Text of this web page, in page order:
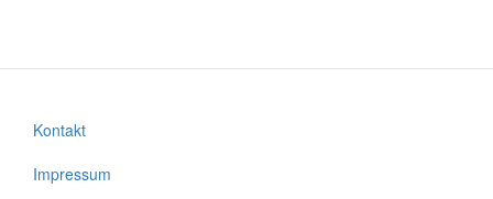
Fußzeilenmenü
Kontakt
Impressum